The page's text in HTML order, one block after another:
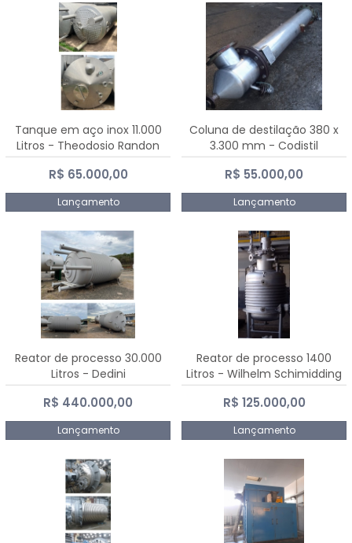
Tanque em aço inox 11.000
Litros - Theodosio Randon
R$ 65.000,00
Lançamento
Coluna de destilação 380 x
3.300 mm - Codistil
R$ 55.000,00
Lançamento
Reator de processo 30.000
Litros - Dedini
R$ 440.000,00
Lançamento
Reator de processo 1400
Litros - Wilhelm Schimidding
R$ 125.000,00
Lançamento